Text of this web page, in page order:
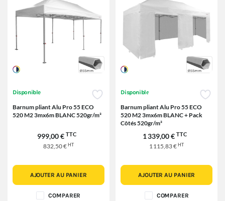
Disponible
Barnum pliant Alu Pro 55 ECO
520 M2 3mx6m BLANC 520gr/m²
999,00 € TTC
832,50 €HT
AJOUTER AU PANIER
COMPARER
Disponible
Barnum pliant Alu Pro 55 ECO
520 M2 3mx6m BLANC + Pack
Côtés 520gr/m²
1 339,00 € TTC
1 115,83 €HT
AJOUTER AU PANIER
COMPARER